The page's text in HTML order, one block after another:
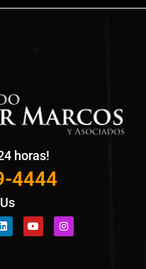
horas!
4444